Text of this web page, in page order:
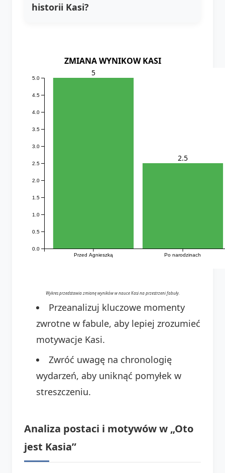
historii Kasi?
ZMIANA WYNIKOW KASI
Przed Agnieszką Po narodzinach
0.0
0.5
1.0
1.5
2.0
2.5
3.0
3.5
4.0
4.5
5.0
5
2.5
Wykres przedstawia zmianę wyników w nauce Kasi na przestrzeni fabuły.
Przeanalizuj kluczowe momenty
zwrotne w fabule, aby lepiej zrozumieć
motywacje Kasi.
Zwróć uwagę na chronologię
wydarzeń, aby uniknąć pomyłek w
streszczeniu.
Analiza postaci i motywów w „Oto
jest Kasia”